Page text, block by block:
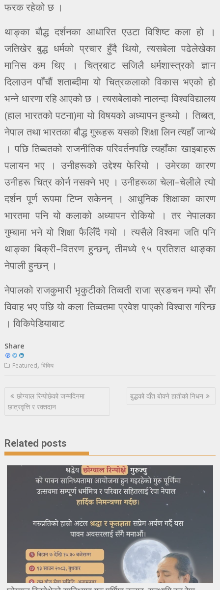
फरक रहेको छ ।
थाङ्का बौद्ध दर्शनका आधारित एउटा विशिष्ट कला हो ।
जतिखेर बुद्ध धर्मको प्रचार हुँदै थियो, त्यसबेला पढेलेखेका
मानिस कम थिए । चित्रबाट सजिलै धर्मशास्त्रको ज्ञान
दिलाउन पाँचौं शताब्दीमा यो चित्रकलाको विकास भएको हो
भन्ने धारणा रहि आएको छ । त्यसबेलाको नालन्दा विश्वविद्यालय
(हाल भारतको पटना)मा यो विषयको अध्यापन हुन्थ्यो । तिब्बत,
नेपाल तथा भारतका बौद्ध गुरूहरू यसको शिक्षा लिन त्यहाँ जान्थे
। पछि तिब्बतको राजनीतिक परिवर्तनपछि त्यहाँका खाइबाहरू
पलायन भए । उनीहरूको उद्देश्य फेरियो । उमेरका कारण
उनीहरू चित्र कोर्न नसक्ने भए । उनीहरूका चेला–चेलीले त्यो
दर्शन पूर्ण रूपमा टिप्न सकेनन् । आधुनिक शिक्षाका कारण
भारतमा पनि यो कलाको अध्यापन रोकियो । तर नेपालका
गुम्बामा भने यो शिक्षा फैलिँदै गयो । त्यसैले विश्वमा जति पनि
थाङ्का बिक्री–वितरण हुन्छन्, तीमध्ये ९५ प्रतिशत थाङ्का
नेपाली हुन्छन् ।
नेपालको राजकुमारी भृकुटीको तिव्वती राजा स्रङचन गम्पो सँग
विवाह भए पछि यो कला तिव्वतमा प्रवेश पाएको विश्वास गरिन्छ
। विकिपेडियाबाट
Share
Featured,विविध
Post
navigation
छोग्याल रिन्पोछेको जन्मदिनमा
छात्रवृत्ति र रक्तदान
बुद्धको दाँत बोक्ने हातीको निधन
Related posts